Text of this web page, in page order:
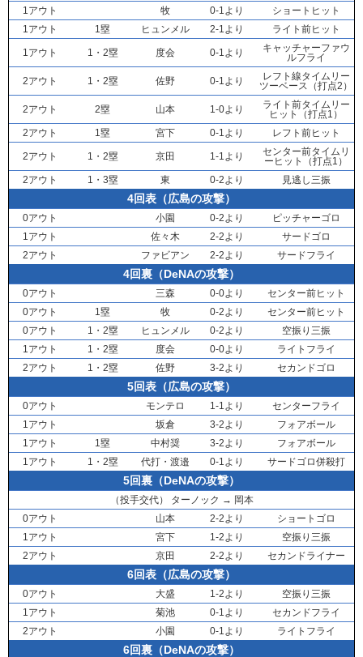
1アウト
牧 0-1より
ショートヒット
1アウト
1塁 ヒュンメル 2-1より ライト前ヒット
1アウト 1・2塁 度会 0-1より
キャッチャーファウ
ルフライ
2アウト 1・2塁 佐野 0-1より
レフト線タイムリー
ツーベース（打点2）
2アウト 2塁 山本 1-0より
ライト前タイムリー
ヒット（打点1）
2アウト
1塁 宮下 0-1より レフト前ヒット
2アウト 1・2塁 京田 1-1より
センター前タイムリ
ーヒット（打点1）
2アウト
1・3塁 東 0-2より 見逃し三振
4回表（広島の攻撃）
0アウト 小園 0-2より
ピッチャーゴロ
1アウト
佐々木 2-2より
サードゴロ
2アウト
ファビアン 2-2より サードフライ
4回裏（DeNAの攻撃）
0アウト 三森 0-0より
センター前ヒット
0アウト
1塁 牧 0-2より
センター前ヒット
0アウト
1・2塁 ヒュンメル 0-2より
空振り三振
1アウト
1・2塁 度会 0-0より
ライトフライ
2アウト
1・2塁 佐野 3-2より セカンドゴロ
5回表（広島の攻撃）
0アウト モンテロ 1-1より
センターフライ
1アウト
坂倉 3-2より
フォアボール
1アウト
1塁 中村奨 3-2より
フォアボール
1アウト
1・2塁 代打・ 渡邉 0-1より サードゴロ併殺打
5回裏（DeNAの攻撃）
（投手交代） ターノック → 岡本
0アウト
山本 2-2より
ショートゴロ
1アウト
宮下 1-2より
空振り三振
2アウト
京田 2-2より セカンドライナー
6回表（広島の攻撃）
0アウト 大盛 1-2より
空振り三振
1アウト
菊池 0-1より
セカンドフライ
2アウト
小園 0-1より ライトフライ
6回裏（DeNAの攻撃）